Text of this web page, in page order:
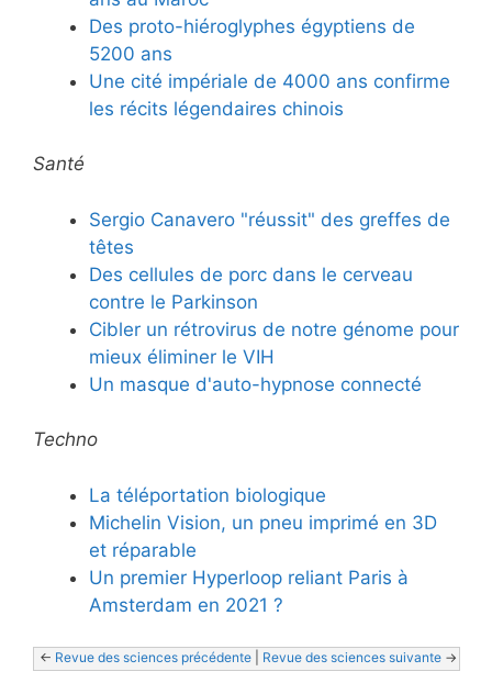
Des proto-hiéroglyphes égyptiens de
5200 ans
Une cité impériale de 4000 ans confirme
les récits légendaires chinois
Santé
Sergio Canavero "réussit" des greffes de
têtes
Des cellules de porc dans le cerveau
contre le Parkinson
Cibler un rétrovirus de notre génome pour
mieux éliminer le VIH
Un masque d'auto-hypnose connecté
Techno
La téléportation biologique
Michelin Vision, un pneu imprimé en 3D
et réparable
Un premier Hyperloop reliant Paris à
Amsterdam en 2021 ?
<- Revue des sciences précédente Revue des sciences suivante ->